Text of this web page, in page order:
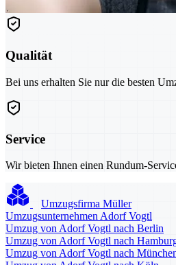
Qualität
Bei uns erhalten Sie nur die besten
Service
Wir bieten Ihnen einen Rundum-
Umzugsfirma Müller
Umzugsunternehmen Adorf Vogtl
Umzug von Adorf Vogtl nach Berlin
Umzug von Adorf Vogtl nach
Umzug von Adorf Vogtl nach